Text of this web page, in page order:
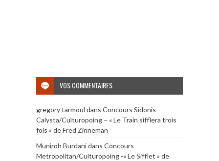
VOS COMMENTAIRES
gregory tarmoul dans Concours Sidonis
Calysta/Culturopoing – « Le Train sifflera trois
fois » de Fred Zinneman
Muniroh Burdanidans Concours
Metropolitan/Culturopoing -« Le Sifflet » de